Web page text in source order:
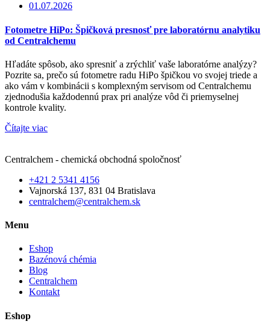
01.07.2026
Fotometre HiPo: Špičková presnosť pre laboratórnu analytiku
od Centralchemu
Hľadáte spôsob, ako spresniť a zrýchliť vaše laboratórne analýzy?
Pozrite sa, prečo sú fotometre radu HiPo špičkou vo svojej triede a
ako vám v kombinácii s komplexným servisom od Centralchemu
zjednodušia každodennú prax pri analýze vôd či priemyselnej
kontrole kvality.
Čítajte viac
Centralchem - chemická obchodná spoločnosť
+421 2 5341 4156
Vajnorská 137, 831 04 Bratislava
centralchem@centralchem.sk
Menu
Eshop
Bazénová chémia
Blog
Centralchem
Kontakt
Eshop